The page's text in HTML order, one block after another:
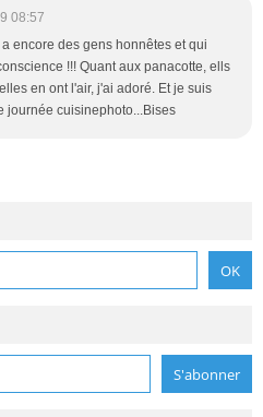
08:57
encore des gens honnêtes et qui
!!! Quant aux panacotte, ells
en ont l'air, j'ai adoré. Et je suis
journée cuisinephoto...Bises